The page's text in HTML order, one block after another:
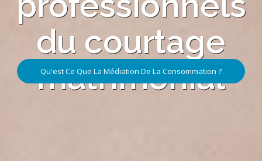
du courtage
matrimonial
Qu'est Ce Que La Médiation De La Consommation ?